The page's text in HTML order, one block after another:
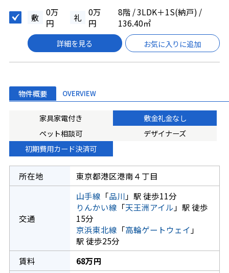
敷
0万
円
礼
0万
円
8階 / 3LDK＋1S(納戸) /
136.40㎡
詳細を見る お気に入りに追加
物件概要 OVERVIEW
家具家電付き
敷金礼金なし
ペット相談可
デザイナーズ
初期費用カード決済可
所在地 東京都港区港南４丁目
交通
山手線 「品川 」駅 徒歩11分
りんかい線 「天王洲アイル 」駅 徒歩
15分
京浜東北線 「高輪ゲートウェイ 」
駅 徒歩25分
賃料
68万円